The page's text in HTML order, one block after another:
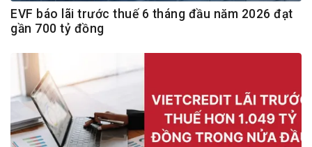
EVF báo lãi trước thuế 6 tháng đầu năm 2026 đạt
gần 700 tỷ đồng